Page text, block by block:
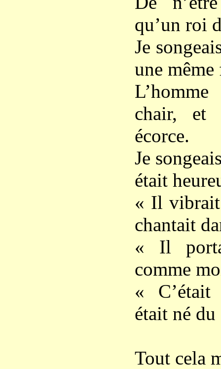
qu’un roi
Je
une même
chair, et
écorce.
Je
était
« Il
chantait
« Il
comme
«
était né
Tout cela